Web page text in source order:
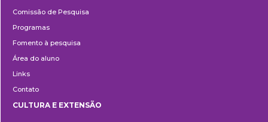
Comissão de Pesquisa
Programas
Fomento à pesquisa
Área do aluno
Links
Contato
CULTURA E EXTENSÃO